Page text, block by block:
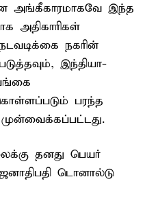
அங்கீகாரமாகவே இந்த
அதிகாரிகள்
நகரின்
இந்தியா-
பரந்த
முன்வைக்கப்பட்டது.
தனது பெயர்
டொனால்டு